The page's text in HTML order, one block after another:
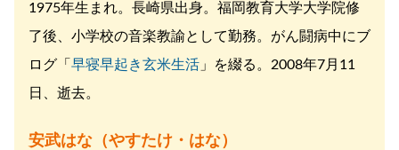
1975年生まれ。長崎県出身。福岡教育大学大学院修
了後、小学校の音楽教諭として勤務。がん闘病中にブ
ログ「 早寝早起き玄米生活 」を綴る。2008年7月11
日、逝去。
安武はな（やすたけ・はな）